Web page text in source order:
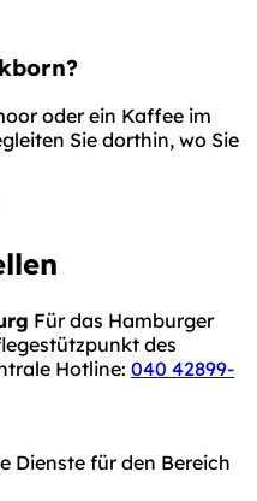
oder ein Kaffee im
Sie dorthin, wo Sie
Für das Hamburger
des
Hotline: 040 42899-
Dienste für den Bereich